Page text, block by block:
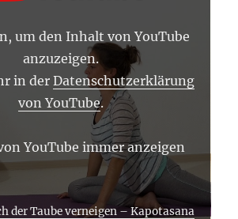
um den Inhalt von YouTube
anzuzeigen.
in derDatenschutzerklärung
von YouTube.
YouTube immer anzeigen
der Taube verneigen – Kapotasana